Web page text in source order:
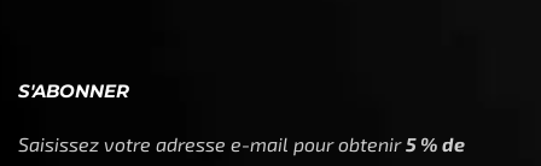
S'ABONNER
Saisissez votre adresse e-mail pour obtenir5 % de